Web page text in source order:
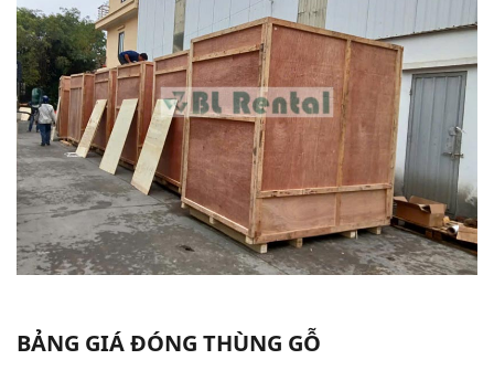
BẢNG GIÁ ĐÓNG THÙNG GỖ